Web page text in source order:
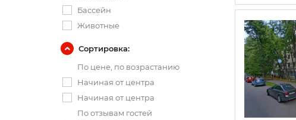
Бассейн
Животные
Сортировка:
По цене, по возрастанию
Начиная от центра
Начиная от центра
По отзывам гостей